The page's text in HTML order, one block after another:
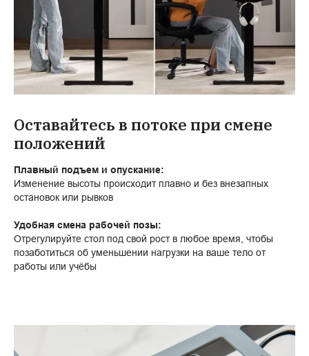
Оставайтесь в потоке при смене
положений
Плавный подъем и опускание:
Изменение высоты происходит плавно и без внезапных
остановок или рывков
Удобная смена рабочей позы:
Отрегулируйте стол под свой рост в любое время, чтобы
позаботиться об уменьшении нагрузки на ваше тело от
работы или учёбы